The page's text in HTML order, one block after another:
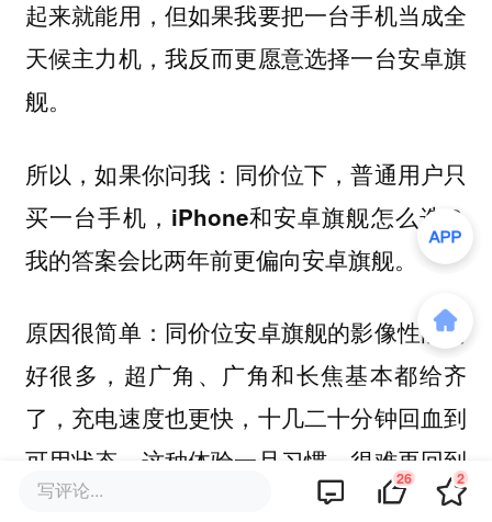
起来就能用，但如果我要把一台手机当成全
天候主力机，我反而更愿意选择一台安卓旗
舰。
所以，如果你问我： 同价位下，普通用户只
买一台手机，iPhone和安卓旗舰怎么选？
我的答案会比两年前更偏向安卓旗舰。
原因很简单：同价位安卓旗舰的影像性能要
好很多，超广角、广角和长焦基本都给齐
了，充电速度也更快，十几二十分钟回血到
可用状态，这种体验一旦习惯，很难再回到
iPhone的节奏。
写评论... 26 2